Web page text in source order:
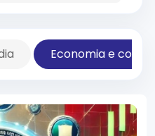
Economia e